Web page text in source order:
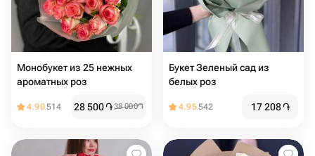
Монобукет из 25 нежных
ароматных роз
4.90514 28 500֏38 000֏
Букет Зеленый сад из
белых роз
4.95542 17 208֏